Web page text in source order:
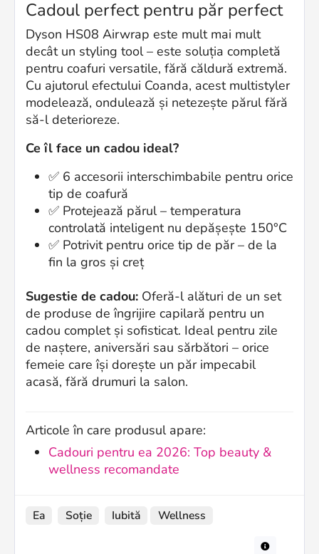
Cadoul perfect pentru păr perfect
Dyson HS08 Airwrap este mult mai mult
decât un styling tool – este soluția completă
pentru coafuri versatile, fără căldură extremă.
Cu ajutorul efectului Coanda, acest multistyler
modelează, ondulează și netezește părul fără
să-l deterioreze.
Ce îl face un cadou ideal?
✅ 6 accesorii interschimbabile pentru orice
tip de coafură
✅ Protejează părul – temperatura
controlată inteligent nu depășește 150°C
✅ Potrivit pentru orice tip de păr – de la
fin la gros și creț
Sugestie de cadou: Oferă-l alături de un set
de produse de îngrijire capilară pentru un
cadou complet și sofisticat. Ideal pentru zile
de naștere, aniversări sau sărbători – orice
femeie care își dorește un păr impecabil
acasă, fără drumuri la salon.
Articole în care produsul apare:
Cadouri pentru ea 2026: Top beauty &
wellness recomandate
Ea Soție Iubită Wellness